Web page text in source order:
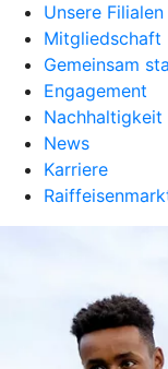
Unsere Filialen
Mitgliedschaft
Gemeinsam
Engagement
Nachhaltigkeit
News
Karriere